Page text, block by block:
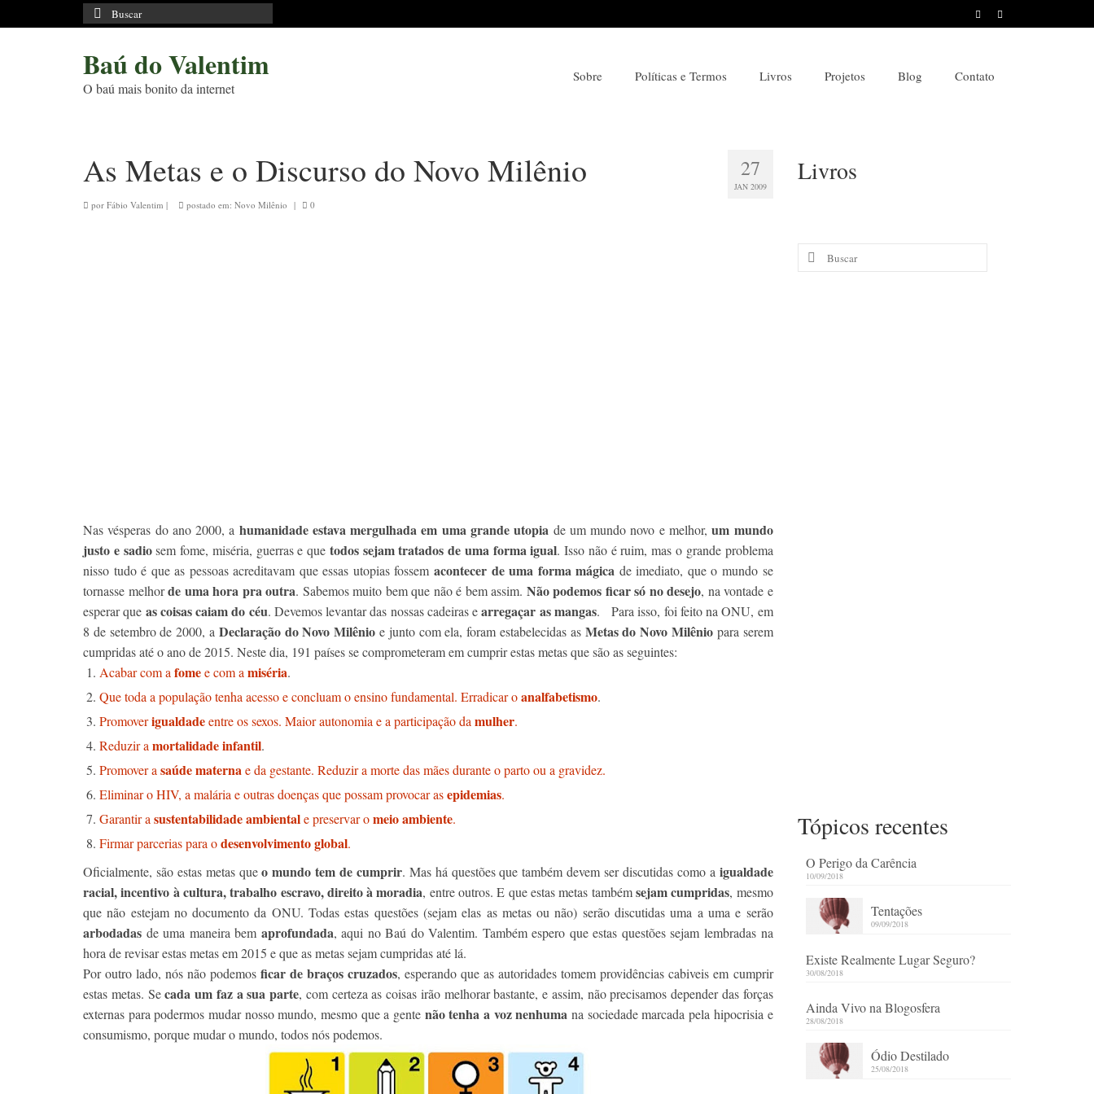
Buscar
por:
Baú do Valentim
O baú mais bonito da internet
Sobre Políticas e Termos Livros Projetos Blog Contato
27
JAN 2009
As Metas e o Discurso do Novo Milênio
por Fábio Valentim | postado em: Novo Milênio | 0
Nas vésperas do ano 2000, a humanidade estava mergulhada em uma grande utopia de um mundo novo e melhor,um mundo
justo e sadiosem fome, miséria, guerras e que todos sejam tratados de uma forma igual. Isso não é ruim, mas o grande problema
nisso tudo é que as pessoas acreditavam que essas utopias fossemacontecer de uma forma mágica de imediato, que o mundo se
tornasse melhorde uma hora pra outra. Sabemos muito bem que não é bem assim. Não podemos ficar só no desejo, na vontade e
esperar que as coisas caiam do céu. Devemos levantar das nossas cadeiras earregaçar as mangas. Para isso, foi feito na ONU, em
8 de setembro de 2000, a Declaração do Novo Milênio e junto com ela, foram estabelecidas as Metas do Novo Milêniopara serem
cumpridas até o ano de 2015. Neste dia, 191 países se comprometeram em cumprir estas metas que são as seguintes:
Acabar com a fomee com a miséria.
Que toda a população tenha acesso e concluam o ensino fundamental. Erradicar oanalfabetismo.
Promoverigualdadeentre os sexos. Maior autonomia e a participação da mulher.
Reduzir a mortalidade infantil.
Promover a saúde maternae da gestante. Reduzir a morte das mães durante o parto ou a gravidez.
Eliminar o HIV, a malária e outras doenças que possam provocar asepidemias.
Garantir a sustentabilidade ambientale preservar omeio ambiente.
Firmar parcerias para odesenvolvimento global.
Oficialmente, são estas metas queo mundo tem de cumprir. Mas há questões que também devem ser discutidas como a igualdade
racial, incentivo à cultura, trabalho escravo, direito à moradia, entre outros. E que estas metas tambémsejam cumpridas, mesmo
que não estejam no documento da ONU. Todas estas questões (sejam elas as metas ou não) serão discutidas uma a uma e serão
arbodadas de uma maneira bem aprofundada, aqui no Baú do Valentim. Também espero que estas questões sejam lembradas na
hora de revisar estas metas em 2015 e que as metas sejam cumpridas até lá.
Por outro lado, nós não podemosficar de braços cruzados, esperando que as autoridades tomem providências cabiveis em cumprir
estas metas. Secada um faz a sua parte, com certeza as coisas irão melhorar bastante, e assim, não precisamos depender das forças
externas para podermos mudar nosso mundo, mesmo que a gente não tenha a voz nenhumana sociedade marcada pela hipocrisia e
consumismo, porque mudar o mundo, todos nós podemos.
Livros
Buscar
por:
Tópicos recentes
O Perigo da Carência
10/09/2018
Tentações
09/09/2018
Existe Realmente Lugar Seguro?
30/08/2018
Ainda Vivo na Blogosfera
28/08/2018
Ódio Destilado
25/08/2018